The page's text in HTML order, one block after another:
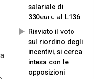
salariale di
330euro al L136
Rinviato il voto
sul riordino degli
incentivi, si cerca
intesa con le
opposizioni